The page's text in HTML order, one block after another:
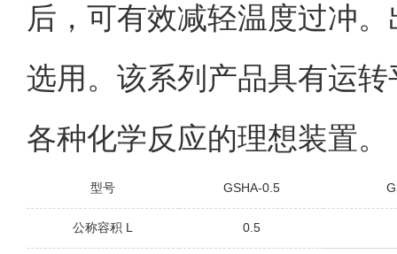
后，可有效减轻温度过冲
选用。该系列产品具有运
各种化学反应的理想装置。
型号 GSHA-0.5
公称容积 L 0.5